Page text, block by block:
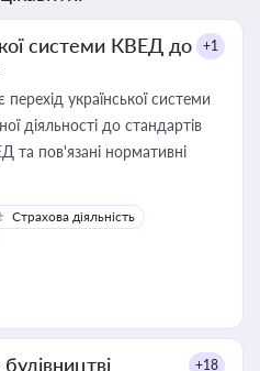
системи КВЕД до
+1
української системи
діяльності до стандартів
та пов'язані нормативні
Страхова діяльність
+18